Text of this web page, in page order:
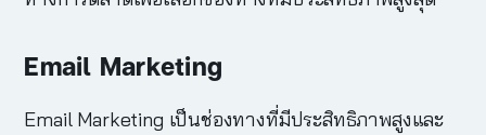
Email Marketing
Email Marketing เป็นช่องทางที่มีประสิทธิภาพสูงและ